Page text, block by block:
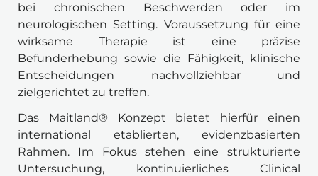
bei chronischen Beschwerden oder im
neurologischen Setting. Voraussetzung für eine
wirksame Therapie ist eine präzise
Befunderhebung sowie die Fähigkeit, klinische
Entscheidungen nachvollziehbar und
zielgerichtet zu treffen.
Das Maitland® Konzept bietet hierfür einen
international etablierten, evidenzbasierten
Rahmen. Im Fokus stehen eine strukturierte
Untersuchung, kontinuierliches Clinical